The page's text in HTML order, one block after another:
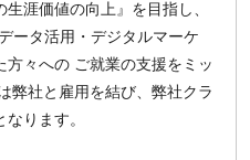
涯価値の向上』を目指し、
ータ活用・デジタルマーケ
々への ご就業の支援をミッ
弊社と雇用を結び、弊社クラ
ります。